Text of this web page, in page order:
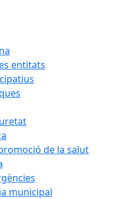
entitats
de la salut
municipal